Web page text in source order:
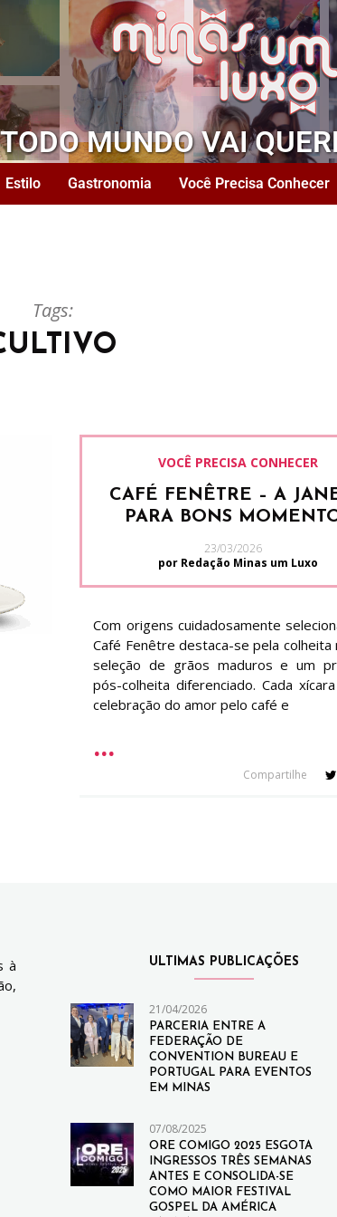
MUNDO VAI
Estilo Gastronomia Você Precisa Conhecer
Tags:
VOCÊ PRECISA CONHECER
CAFÉ FENÊTRE – A
PARA BONS
23/03/2026
por Redação Minas um Luxo
Com origens cuidadosamente
Café Fenêtre destaca-se pela colheita
seleção de grãos maduros e um
pós-colheita diferenciado. Cada
celebração do amor pelo café e
Compartilhe
à
ULTIMAS PUBLICAÇÕES
21/04/2026
PARCERIA ENTRE A
FEDERAÇÃO DE
CONVENTION BUREAU E
PORTUGAL PARA EVENTOS
EM MINAS
07/08/2025
ORE COMIGO 2025 ESGOTA
INGRESSOS TRÊS SEMANAS
ANTES E CONSOLIDA-SE
COMO MAIOR FESTIVAL
GOSPEL DA AMÉRICA